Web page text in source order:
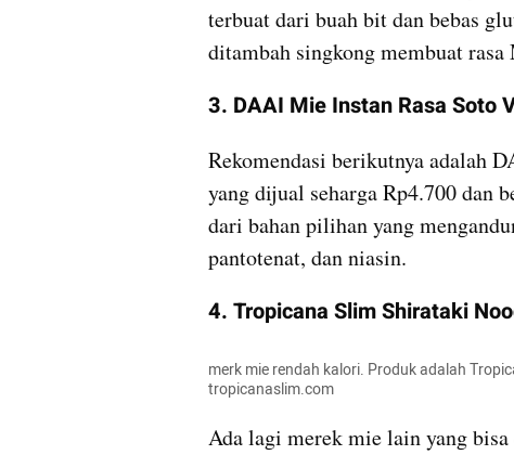
terbuat dari buah bit dan bebas
ditambah singkong membuat
3. DAAI Mie Instan Rasa Soto
Rekomendasi berikutnya adalah
yang dijual seharga Rp4.700 dan
dari bahan pilihan yang
pantotenat, dan niasin.
4. Tropicana Slim Shirataki
merk mie rendah kalori. Produk adalah
tropicanaslim.com
Ada lagi merek mie lain yang